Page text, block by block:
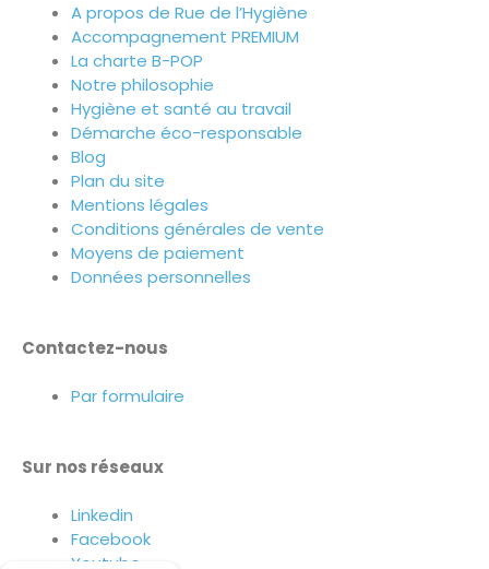
A propos de Rue de l’Hygiène
Accompagnement PREMIUM
La charte B-POP
Notre philosophie
Hygiène et santé au travail
Démarche éco-responsable
Blog
Plan du site
Mentions légales
Conditions générales de vente
Moyens de paiement
Données personnelles
Contactez-nous
Par formulaire
Sur nos réseaux
Linkedin
Facebook
Youtube